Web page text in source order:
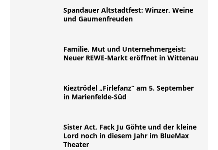
Spandauer Altstadtfest: Winzer, Weine
und Gaumenfreuden
Familie, Mut und Unternehmergeist:
Neuer REWE-Markt eröffnet in Wittenau
Kieztrödel „Firlefanz“ am 5. September
in Marienfelde-Süd
Sister Act, Fack Ju Göhte und der kleine
Lord noch in diesem Jahr im BlueMax
Theater